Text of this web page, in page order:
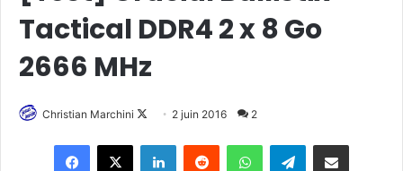
Tactical DDR4 2 x 8 Go
2666 MHz
Christian Marchini 2 juin 2016 2
Telegram